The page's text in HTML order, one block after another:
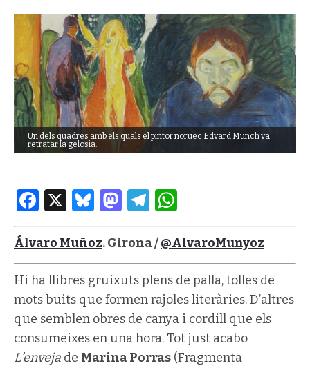
Un dels quadres amb els quals el pintor noruec Edvard Munch va
retratar la gelosia.
Facebook
X Bluesky
Mastodon
Telegram
Álvaro Muñoz. Girona /@AlvaroMunyoz
Hi ha llibres gruixuts plens de palla, tolles de
mots buits que formen rajoles literàries. D’altres
que semblen obres de canya i cordill que els
consumeixes en una hora. Tot just acabo
L’enveja de Marina Porras (Fragmenta